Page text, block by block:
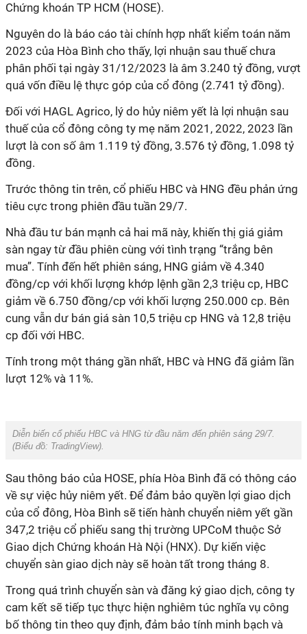
Chứng khoán TP HCM (HOSE).
Nguyên do là báo cáo tài chính hợp nhất kiểm toán năm
2023 của Hòa Bình cho thấy, lợi nhuận sau thuế chưa
phân phối tại ngày 31/12/2023 là âm 3.240 tỷ đồng, vượt
quá vốn điều lệ thực góp của cổ đông (2.741 tỷ đồng).
Đối với HAGL Agrico, lý do hủy niêm yết là lợi nhuận sau
thuế của cổ đông công ty mẹ năm 2021, 2022, 2023 lần
lượt là con số âm 1.119 tỷ đồng, 3.576 tỷ đồng, 1.098 tỷ
đồng.
Trước thông tin trên, cổ phiếu HBC và HNG đều phản ứng
tiêu cực trong phiên đầu tuần 29/7.
Nhà đầu tư bán mạnh cả hai mã này, khiến thị giá giảm
sàn ngay từ đầu phiên cùng với tình trạng “trắng bên
mua”. Tính đến hết phiên sáng, HNG giảm về 4.340
đồng/cp với khối lượng khớp lệnh gần 2,3 triệu cp, HBC
giảm về 6.750 đồng/cp với khối lượng 250.000 cp. Bên
cung vẫn dư bán giá sàn 10,5 triệu cp HNG và 12,8 triệu
cp đối với HBC.
Tính trong một tháng gần nhất, HBC và HNG đã giảm lần
lượt 12% và 11%.
Diễn biến cổ phiếu HBC và HNG từ đầu năm đến phiên sáng 29/7.
(Biểu đồ: TradingView).
Sau thông báo của HOSE, phía Hòa Bình đã có thông cáo
về sự việc hủy niêm yết. Để đảm bảo quyền lợi giao dịch
của cổ đông, Hòa Bình sẽ tiến hành chuyển niêm yết gần
347,2 triệu cổ phiếu sang thị trường UPCoM thuộc Sở
Giao dịch Chứng khoán Hà Nội (HNX). Dự kiến việc
chuyển sàn giao dịch này sẽ hoàn tất trong tháng 8.
Trong quá trình chuyển sàn và đăng ký giao dịch, công ty
cam kết sẽ tiếp tục thực hiện nghiêm túc nghĩa vụ công
bố thông tin theo quy định, đảm bảo tính minh bạch và